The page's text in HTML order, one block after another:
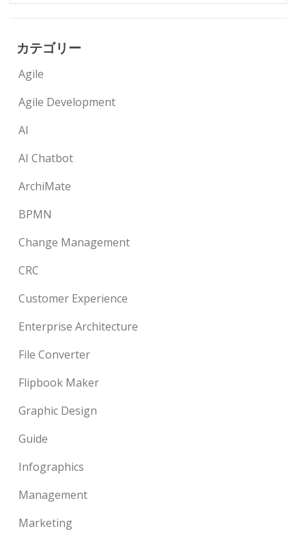
カテゴリー
Agile
Agile Development
AI
AI Chatbot
ArchiMate
BPMN
Change Management
CRC
Customer Experience
Enterprise Architecture
File Converter
Flipbook Maker
Graphic Design
Guide
Infographics
Management
Marketing